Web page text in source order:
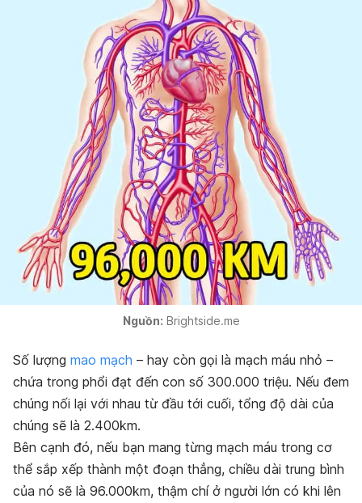
Nguồn: Brightside.me
Số lượng mao mạch – hay còn gọi là mạch máu nhỏ –
chứa trong phổi đạt đến con số 300.000 triệu. Nếu đem
chúng nối lại với nhau từ đầu tới cuối, tổng độ dài của
chúng sẽ là 2.400km.
Bên cạnh đó, nếu bạn mang từng mạch máu trong cơ
thể sắp xếp thành một đoạn thẳng, chiều dài trung bình
của nó sẽ là 96.000km, thậm chí ở người lớn có khi lên